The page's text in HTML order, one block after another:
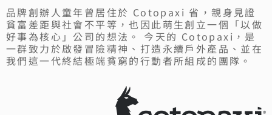
品牌創辦人童年曾居住於 Cotopaxi 省，親身見證
貧富差距與社會不平等，也因此萌生創立一個「以做
好事為核心」公司的想法。 今天的 Cotopaxi，是
一群致力於啟發冒險精神、打造永續戶外產品、並在
我們這一代終結極端貧窮的行動者所組成的團隊。